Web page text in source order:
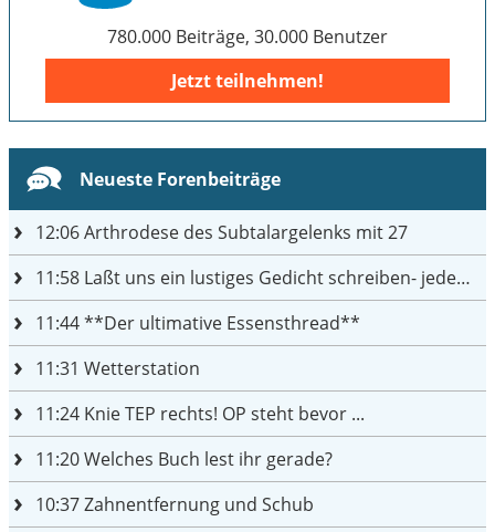
780.000 Beiträge, 30.000 Benutzer
Jetzt teilnehmen!
Neueste Forenbeiträge
12:06Arthrodese des Subtalargelenks mit 27
11:58 Laßt uns ein lustiges Gedicht schreiben- jeder einen Satz
11:44**Der ultimative Essensthread**
11:31 Wetterstation
11:24 Knie TEP rechts! OP steht bevor ...
11:20Welches Buch lest ihr gerade?
10:37Zahnentfernung und Schub